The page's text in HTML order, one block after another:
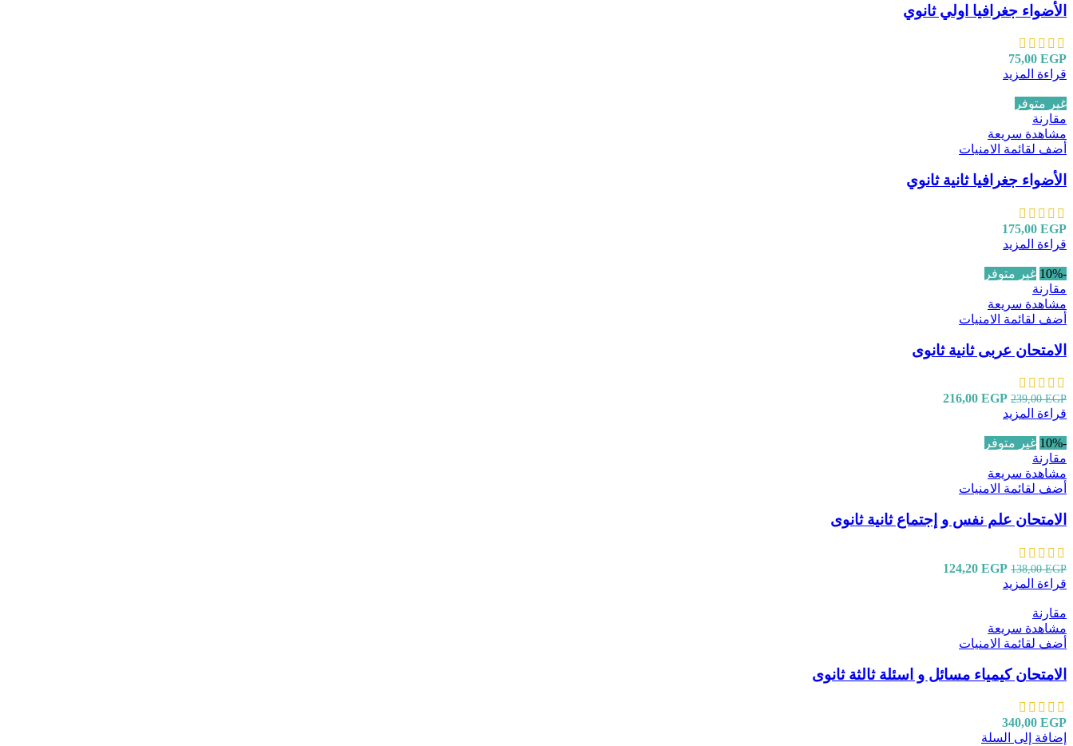
الأضواء جغرافيا اولي ثانوي
75,00 EGP
قراءة المزيد
غير متوفر
مقارنة
مشاهدة سريعة
أضف لقائمة الامنيات
الأضواء جغرافيا ثانية ثانوي
175,00 EGP
قراءة المزيد
-10%
غير متوفر
مقارنة
مشاهدة سريعة
أضف لقائمة الامنيات
الامتحان عربى ثانية ثانوى
239,00EGP
216,00 EGP
قراءة المزيد
-10%
غير متوفر
مقارنة
مشاهدة سريعة
أضف لقائمة الامنيات
الامتحان علم نفس و إجتماع ثانية ثانوى
138,00EGP
124,20 EGP
قراءة المزيد
مقارنة
مشاهدة سريعة
أضف لقائمة الامنيات
الامتحان كيمياء مسائل و اسئلة ثالثة ثانوى
340,00 EGP
إضافة إلى السلة